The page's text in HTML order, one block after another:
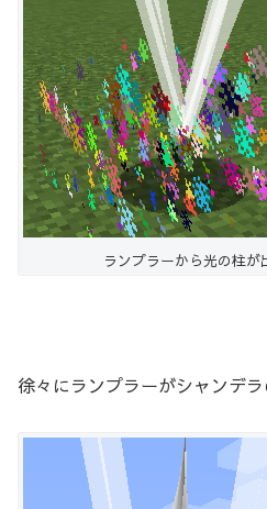
ランプラーから光の柱が
徐々にランプラーがシャンデラ